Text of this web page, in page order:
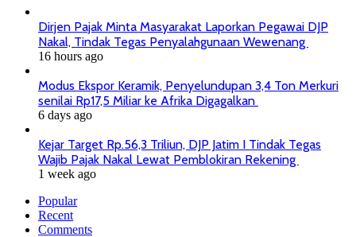
Dirjen Pajak Minta Masyarakat Laporkan Pegawai DJP
Nakal, Tindak Tegas Penyalahgunaan Wewenang
16 hours ago
Modus Ekspor Keramik, Penyelundupan 3,4 Ton Merkuri
senilai Rp17,5 Miliar ke Afrika Digagalkan
6 days ago
Kejar Target Rp.56,3 Triliun, DJP Jatim I Tindak Tegas
Wajib Pajak Nakal Lewat Pemblokiran Rekening
1 week ago
Popular
Recent
Comments